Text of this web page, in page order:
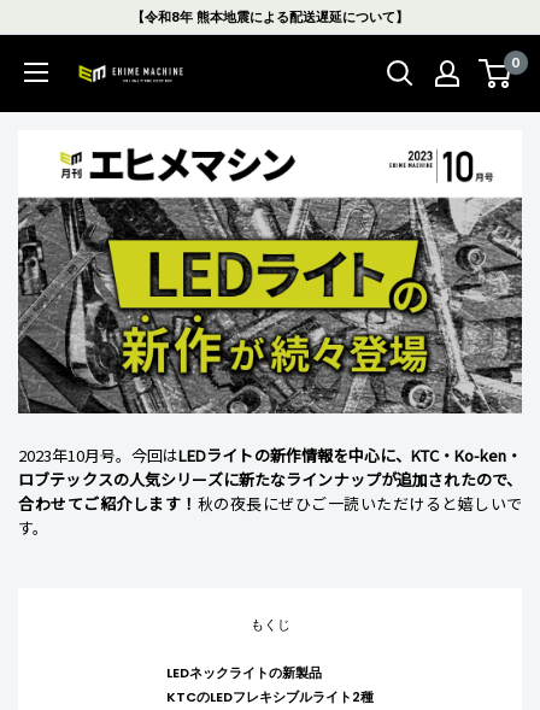
ン
【令和8年 熊本地震による配送遅延について】
エ
マ
ン
本
店
0
2023年10月号。今回はLEDライトの新作情報を中心に、KTC・Ko-ken・
ロブテックスの人気シリーズに新たなラインナップが追加されたので、
合わせてご紹介します！ 秋の夜長にぜひご一読いただけると嬉しいで
す。
もくじ
LEDネックライトの新製品
KTCのLEDフレキシブルライト2種